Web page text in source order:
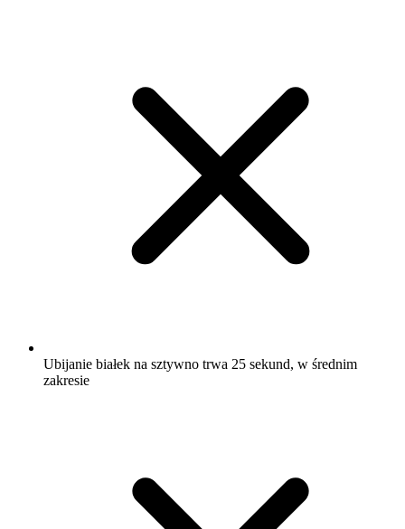
Ubijanie białek na sztywno trwa 25 sekund, w średnim
zakresie